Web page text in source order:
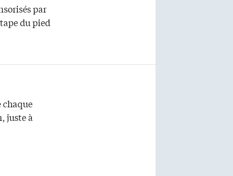
par
du pied
chaque
juste à